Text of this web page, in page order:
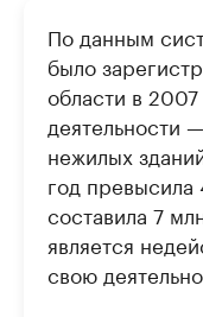
По данным
было
области в
деятельности
нежилых
год
составила 7
является
свою